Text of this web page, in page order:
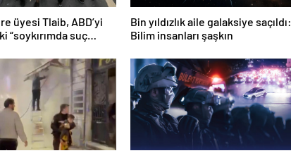
üyesi Tlaib, ABD’yi
“soykırımda suç
Bin yıldızlık aile galaksiye saçıldı:
Bilim insanları şaşkın